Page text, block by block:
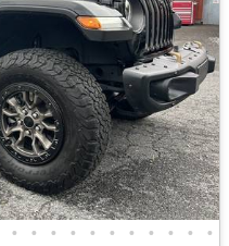
• • • • • • • • • • •